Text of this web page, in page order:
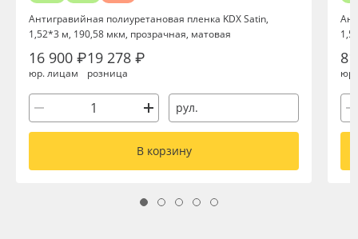
Антигравийная полиуретановая пленка KDX Satin,
1,52*3 м, 190,58 мкм, прозрачная, матовая
16 900 ₽
юр. лицам
19 278 ₽
розница
рул.
В корзину